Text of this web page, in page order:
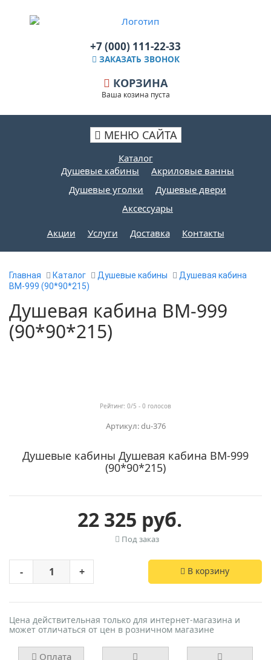
+7 (000) 111-22-33
ЗАКАЗАТЬ ЗВОНОК
КОРЗИНА
Ваша козина пуста
МЕНЮ САЙТА
Каталог
Душевые кабины
Акриловые ванны
Душевые уголки
Душевые двери
Аксессуары
Акции Услуги Доставка Контакты
Главная Каталог Душевые кабины
Душевая кабина
ВМ-999 (90*90*215)
Душевая кабина ВМ-999
(90*90*215)
Рейтинг: 0/5 - 0 голосов
Артикул: du-376
Душевые кабины Душевая кабина ВМ-999
(90*90*215)
22 325 руб.
Под заказ
- + В корзину
Цена действительная только для интернет-магазина и
может отличаться от цен в розничном магазине
Оплата